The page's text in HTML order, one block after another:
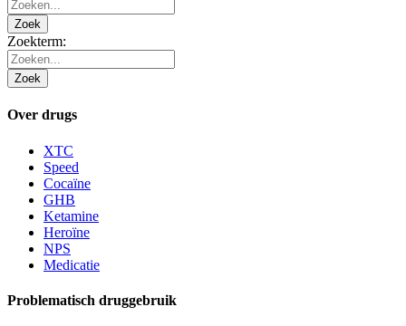
Zoek
Zoekterm:
Zoek
Over drugs
XTC
Speed
Cocaïne
GHB
Ketamine
Heroïne
NPS
Medicatie
Problematisch druggebruik